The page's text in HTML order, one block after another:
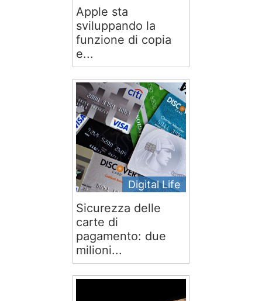
Apple sta
sviluppando la
funzione di copia
e...
Digital Life
Sicurezza delle
carte di
pagamento: due
milioni...